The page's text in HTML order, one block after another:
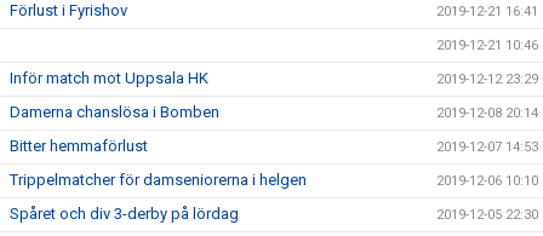
Förlust i Fyrishov 2019-12-21 16:41
2019-12-21 10:46
Inför match mot Uppsala HK 2019-12-12 23:29
Damerna chanslösa i Bomben 2019-12-08 20:14
Bitter hemmaförlust 2019-12-07 14:53
Trippelmatcher för damseniorerna i helgen 2019-12-06 10:10
Spåret och div 3-derby på lördag 2019-12-05 22:30